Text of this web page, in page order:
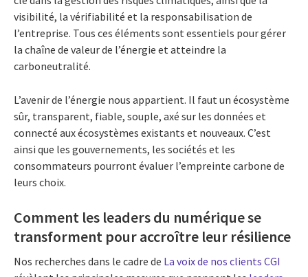
visibilité, la vérifiabilité et la responsabilisation de
l’entreprise. Tous ces éléments sont essentiels pour gérer
la chaîne de valeur de l’énergie et atteindre la
carboneutralité.
L’avenir de l’énergie nous appartient. Il faut un écosystème
sûr, transparent, fiable, souple, axé sur les données et
connecté aux écosystèmes existants et nouveaux. C’est
ainsi que les gouvernements, les sociétés et les
consommateurs pourront évaluer l’empreinte carbone de
leurs choix.
Comment les leaders du numérique se
transforment pour accroître leur résilience
Nos recherches dans le cadre de La voix de nos clients CGI